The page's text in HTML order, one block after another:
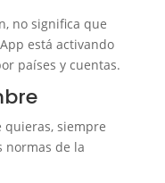
no significa que
está activando
países y cuentas.
siempre
normas de la